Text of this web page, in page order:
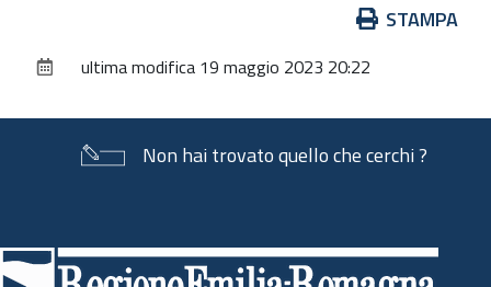
documento
STAMPA
ultima modifica 19 maggio 2023 20:22
Non hai trovato quello che cerchi ?
di